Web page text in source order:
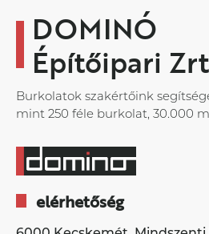
DOMINÓ
Építőipari
Burkolatok szakértőink
mint 250 féle burkolat, 30.000 m
elérhetőség